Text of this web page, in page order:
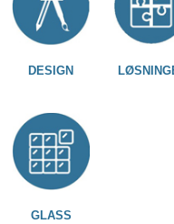
DESIGN
GLASS